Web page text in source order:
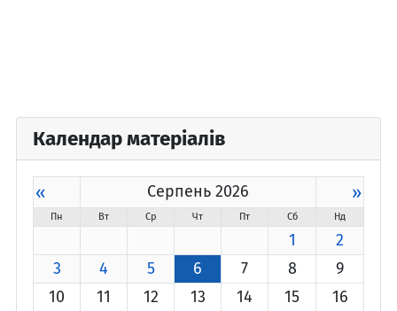
Календар матеріалів
« Серпень 2026 »
Пн Вт Ср Чт Пт Сб Нд
1
2
3
4 5 6 7 8
9
10
11 12 13 14 15
16